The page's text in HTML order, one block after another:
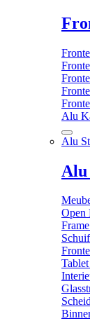
Alu
Alu
Alu
Open